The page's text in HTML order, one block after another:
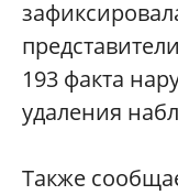
193 факта
удаления
Также